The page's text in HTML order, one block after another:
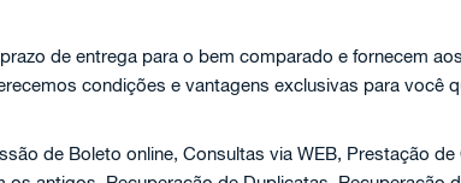
de entrega para o bem comparado e fornecem
condições e vantagens exclusivas para você
de Boleto online, Consultas via WEB, Prestação de